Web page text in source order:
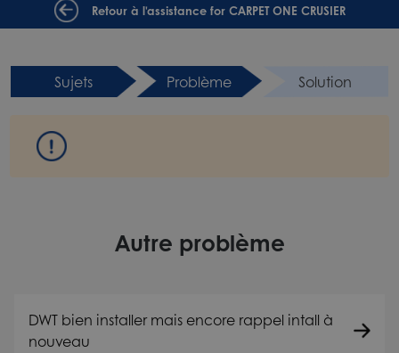
Retour à l'assistance for CARPET ONE CRUSIER
Sujets Problème Solution
Autre problème
DWT bien installer mais encore rappel intall à
nouveau